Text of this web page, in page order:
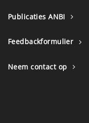
Publicaties ANBI
Feedbackformulier
Neem contact op